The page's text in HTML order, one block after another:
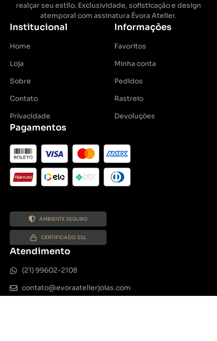
realçar seu estilo. Exclusividade, sofisticação e design
atemporal com assinatura Évora Atelier.
Institucional
Home
Loja
Sobre
Contato
Privacidade
Informações
Favoritos
Minha conta
Pedidos
Rastreio
Devoluções
Pagamentos
AMBIENTE SEGURO
CERTIFICADO SSL
Atendimento
(21) 99602-2108
contato@evoraatelierjoias.com